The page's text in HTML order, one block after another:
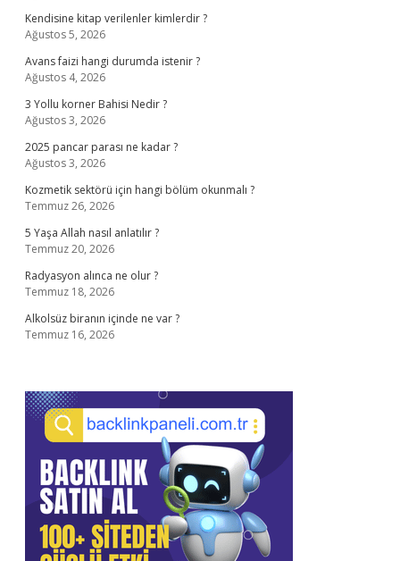
Kendisine kitap verilenler kimlerdir ?
Ağustos 5, 2026
Avans faizi hangi durumda istenir ?
Ağustos 4, 2026
3 Yollu korner Bahisi Nedir ?
Ağustos 3, 2026
2025 pancar parası ne kadar ?
Ağustos 3, 2026
Kozmetik sektörü için hangi bölüm okunmalı ?
Temmuz 26, 2026
5 Yaşa Allah nasıl anlatılır ?
Temmuz 20, 2026
Radyasyon alınca ne olur ?
Temmuz 18, 2026
Alkolsüz biranın içinde ne var ?
Temmuz 16, 2026